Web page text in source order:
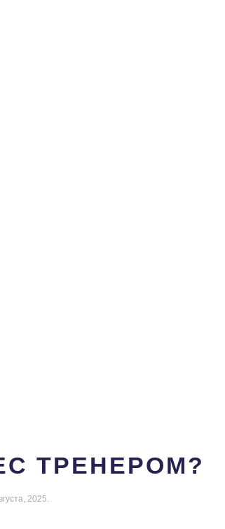
ТРЕНЕРОМ?
2025.